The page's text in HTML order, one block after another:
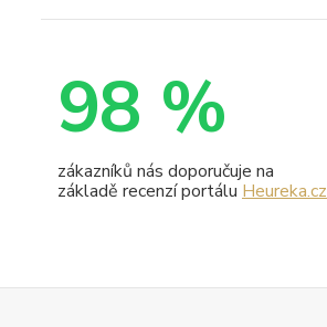
98 %
zákazníků nás doporučuje na
základě recenzí portálu Heureka.cz